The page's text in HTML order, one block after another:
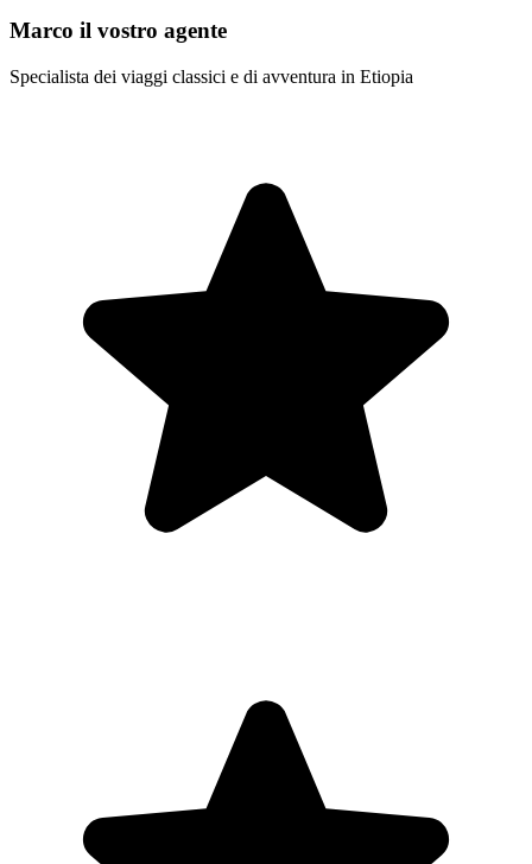
Marco il vostro agente
Specialista dei viaggi classici e di avventura in Etiopia